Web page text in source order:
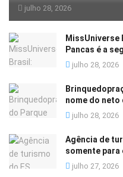
julho 28, 2026
MissUniverse
Pancas é a
julho 28, 2026
nome do
julho 28, 2026
Agência de
somente
julho 27, 2026